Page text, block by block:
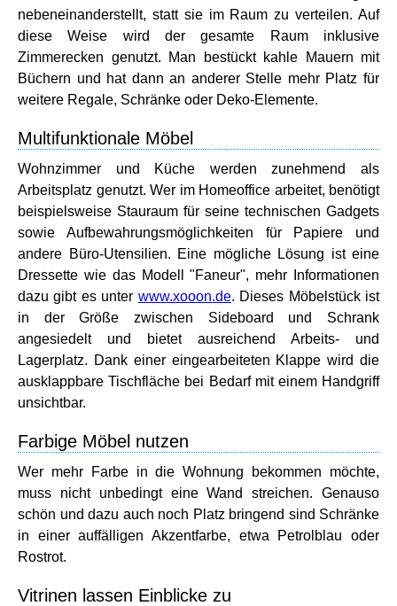
nebeneinanderstellt, statt sie im Raum zu verteilen. Auf
diese Weise wird der gesamte Raum inklusive
Zimmerecken genutzt. Man bestückt kahle Mauern mit
Büchern und hat dann an anderer Stelle mehr Platz für
weitere Regale, Schränke oder Deko-Elemente.
Multifunktionale Möbel
Wohnzimmer und Küche werden zunehmend als
Arbeitsplatz genutzt. Wer im Homeoffice arbeitet, benötigt
beispielsweise Stauraum für seine technischen Gadgets
sowie Aufbewahrungsmöglichkeiten für Papiere und
andere Büro-Utensilien. Eine mögliche Lösung ist eine
Dressette wie das Modell "Faneur", mehr Informationen
dazu gibt es unter www.xooon.de. Dieses Möbelstück ist
in der Größe zwischen Sideboard und Schrank
angesiedelt und bietet ausreichend Arbeits- und
Lagerplatz. Dank einer eingearbeiteten Klappe wird die
ausklappbare Tischfläche bei Bedarf mit einem Handgriff
unsichtbar.
Farbige Möbel nutzen
Wer mehr Farbe in die Wohnung bekommen möchte,
muss nicht unbedingt eine Wand streichen. Genauso
schön und dazu auch noch Platz bringend sind Schränke
in einer auffälligen Akzentfarbe, etwa Petrolblau oder
Rostrot.
Vitrinen lassen Einblicke zu